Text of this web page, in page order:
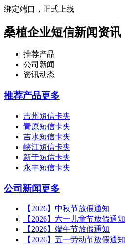
绑定端口，正式上线
桑植企业短信新闻资讯
推荐产品
公司新闻
资讯动态
推荐产品更多
吉州短信卡夹
青原短信卡夹
吉水短信卡夹
峡江短信卡夹
新干短信卡夹
永丰短信卡夹
公司新闻更多
【2026】中秋节放假通知
【2026】六一儿童节放假通知
【2026】端午节放假通知
【2026】五一劳动节放假通知